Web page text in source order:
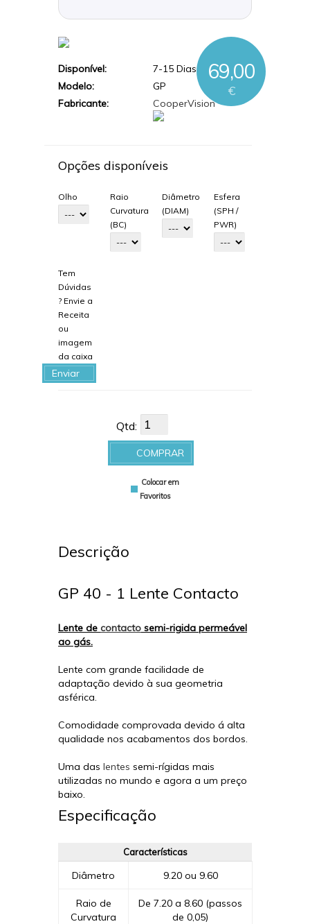
69,00
€
Disponível:
7-15 Dias Úteis
Modelo:
GP
Fabricante:
CooperVision
Opções disponíveis
Olho
Raio
Curvatura
(BC)
Diâmetro
(DIAM)
Esfera
(SPH /
PWR)
Tem
Dúvidas
? Envie a
Receita
ou
imagem
da caixa
Enviar
arquivo
Qtd:
COMPRAR
Colocar em
Favoritos
Descrição
GP 40 - 1 Lente Contacto
Lente de contacto semi-rigida permeável
ao gás.
Lente com grande facilidade de
adaptação devido à sua geometria
asférica.
Comodidade comprovada devido á alta
qualidade nos acabamentos dos bordos.
Uma das lentes semi-rígidas mais
utilizadas no mundo e agora a um preço
baixo.
Especificação
Características
Diâmetro 9.20 ou 9.60
Raio de
Curvatura
De 7.20 a 8.60 (passos
de 0,05)